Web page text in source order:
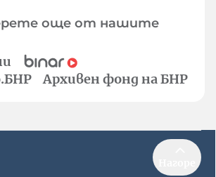
още от нашите
Архивен фонд на БНР